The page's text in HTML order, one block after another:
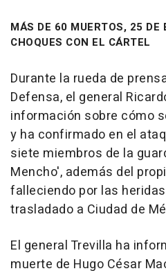
MÁS DE 60 MUERTOS, 25 DE
CHOQUES CON EL CÁRTEL
Durante la rueda de
Defensa, el general
información sobre cómo
y ha confirmado en el
siete miembros de la
Mencho', además del
falleciendo por las
trasladado a Ciudad de
El general Trevilla ha
muerte de Hugo César